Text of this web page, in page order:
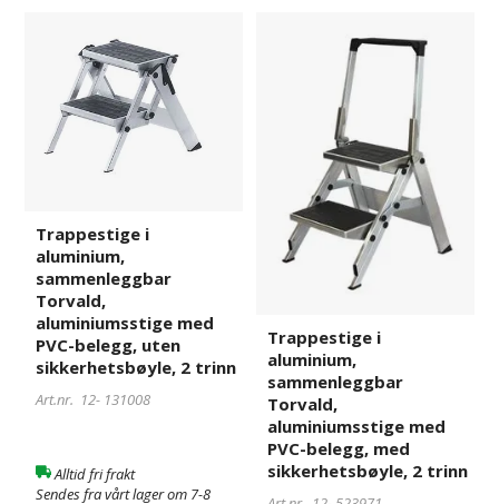
aluminium,
sammenleggbar
Torvald,
aluminiumsstige
uten
sikkerhetsbøyle,
trinn
Trappestige i
aluminium,
sammenleggbar
Torvald,
aluminiumsstige med
PVC-belegg, uten
sikkerhetsbøyle, 2 trinn
Art.nr. 12- 131008
Alltid fri frakt
Sendes fra vårt lager om 7-8
aluminium,
sammenleggbar
aluminiumsstige
belegg,
med
sikkerhetsbøyle,
Trappestige i
aluminium,
sammenleggbar
Torvald,
aluminiumsstige med
PVC-belegg, med
sikkerhetsbøyle, 2 trinn